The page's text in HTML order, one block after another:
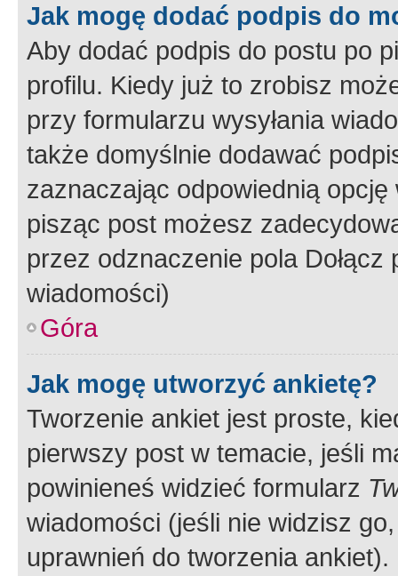
Jak mogę dodać podpis do
Aby dodać podpis do postu po
profilu. Kiedy już to zrobisz
przy formularzu wysyłania
także domyślnie dodawać
zaznaczając odpowiednią
pisząc post możesz
przez odznaczenie pola
wiadomości)
Góra
Jak mogę utworzyć ankietę?
Tworzenie ankiet jest proste,
pierwszy post w temacie, jeśli
powinieneś widzieć formularz
wiadomości (jeśli nie widzisz
uprawnień do tworzenia